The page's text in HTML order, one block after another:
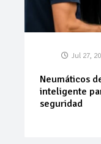
Jul 23,
La 42ª